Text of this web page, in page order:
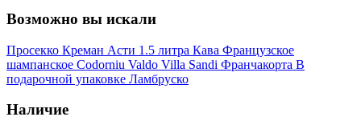
Возможно вы искали
Просекко Креман Асти 1.5 литра Кава Французское
шампанское Codorniu Valdo Villa Sandi Франчакорта В
подарочной упаковке Ламбруско
Наличие